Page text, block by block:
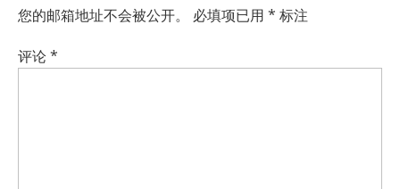
您的邮箱地址不会被公开。 必填项已用 * 标注
评论*